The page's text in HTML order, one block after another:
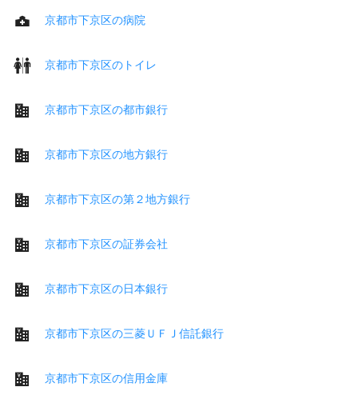
京都市下京区の病院
京都市下京区のトイレ
京都市下京区の都市銀行
京都市下京区の地方銀行
京都市下京区の第２地方銀行
京都市下京区の証券会社
京都市下京区の日本銀行
京都市下京区の三菱ＵＦＪ信託銀行
京都市下京区の信用金庫